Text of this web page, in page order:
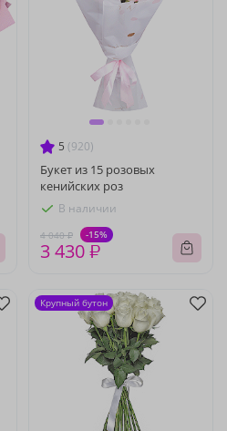
5 (920)
Букет из 15 розовых
кенийских роз
В наличии
4 040 ₽ -15%
3 430 ₽
Крупный бутон